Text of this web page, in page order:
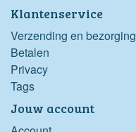
Klantenservice
Verzending en bezorging
Betalen
Privacy
Tags
Jouw account